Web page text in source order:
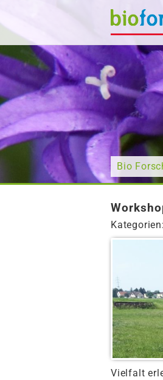
Wonach
Bio
Kategorien:
Vielfalt